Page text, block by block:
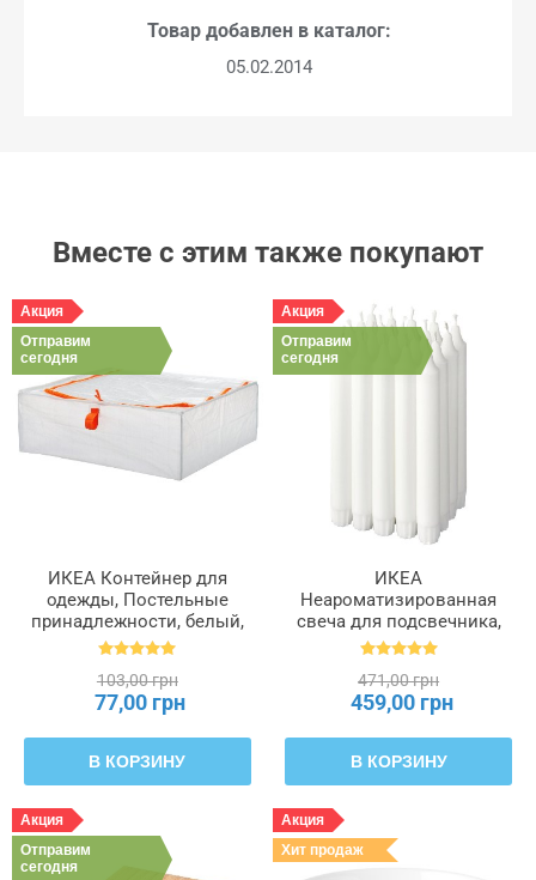
Товар добавлен в каталог:
05.02.2014
Вместе с этим также покупают
Акция
Отправим
сегодня
ИКЕА Контейнер для
одежды, Постельные
принадлежности, белый,
55 x 49 x 19 см PÄRKLA
103,00 грн
77,00 грн
В КОРЗИНУ
Акция
Отправим
сегодня
ИКЕА
Неароматизированная
свеча для подсвечника,
белый, 19 см 6 часов
471,00 грн
459,00 грн
В КОРЗИНУ
Акция
Отправим
сегодня
Акция
Хит продаж